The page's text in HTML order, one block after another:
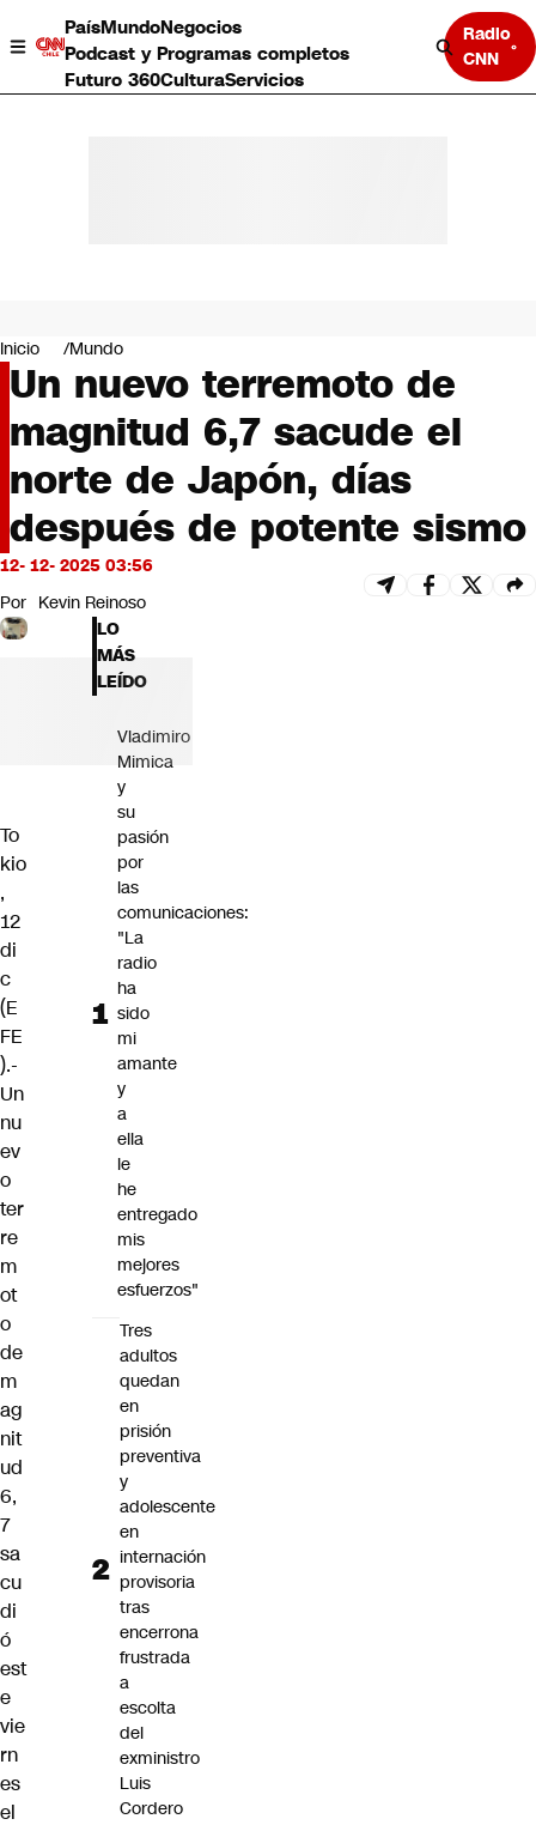
PaísMundoNegocios
Podcast y Programas completos
Futuro 360CulturaServicios
Radio
CNN
Negocios
Deportes
Programas completos
Cultura
Servicios
Bits
CNN tiempo
Futuro 360
Inicio Mundo
Un nuevo terremoto de
magnitud 6,7 sacude el
norte de Japón, días
después de potente sismo
12- 12- 2025 03:56
Por Kevin Reinoso
To
kio
,
12
di
c
(E
FE
).-
Un
nu
ev
o
ter
re
m
ot
o
de
m
ag
nit
ud
6,
7
sa
cu
di
ó
est
e
vie
rn
es
el
LO
MÁS
LEÍDO
Vladimiro
Mimica
y
su
pasión
por
las
comunicaciones:
"La
radio
ha
sido
mi
amante
y
a
ella
le
he
entregado
mis
mejores
esfuerzos"
Tres
adultos
quedan
en
prisión
preventiva
y
adolescente
en
internación
provisoria
tras
encerrona
frustrada
a
escolta
del
exministro
Luis
Cordero